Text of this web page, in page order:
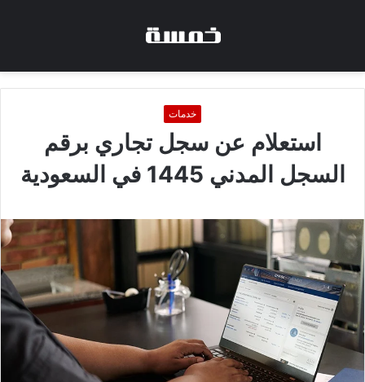
خدمات
استعلام عن سجل تجاري برقم
السجل المدني 1445 في السعودية